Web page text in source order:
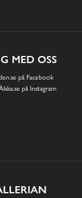
MED OSS
på Facebook
på Instagram